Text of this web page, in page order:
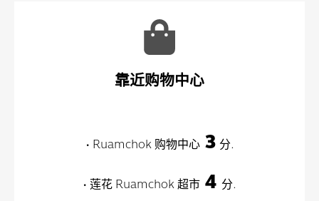
靠近购物中心
• Ruamchok 购物中心3 分.
• 莲花 Ruamchok 超市 4 分.